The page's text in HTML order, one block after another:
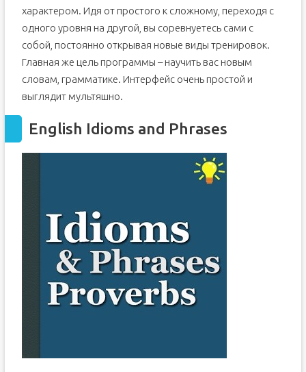
характером. Идя от простого к сложному, переходя с
одного уровня на другой, вы соревнуетесь сами с
собой, постоянно открывая новые виды тренировок.
Главная же цель программы – научить вас новым
словам, грамматике. Интерфейс очень простой и
выглядит мультяшно.
English Idioms and Phrases